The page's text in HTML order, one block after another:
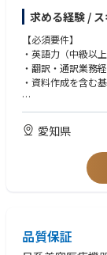
新製品の開発、新
戦を続ける同社は
大きな特徴です。
海外にも開発拠点
具体的には
【役員秘書サポー
・秘書全般業務（
英訳、海外出張、
【総務人事】
・労務、採用、イ
【やりがい】
知見を得ることがで
・海外子会社、関
を学ぶ機会があり
求める経験 /
【必須要件】
・英語力（中級以上
・翻訳・通訳業務
・資料作成を含む
【歓迎要件】
・秘書業務経験を
・ビジネス・財務
・上場会社での秘
・外資などグロー
愛知県
品質保証